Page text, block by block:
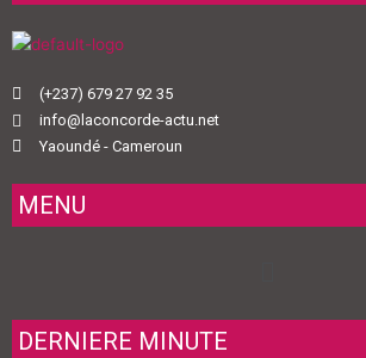
(+237) 679 27 92 35
info@laconcorde-actu.net
Yaoundé - Cameroun
MENU
DERNIERE MINUTE